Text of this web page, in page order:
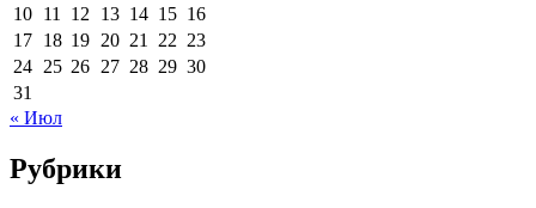
10 11 12 13 14 15 16
17 18 19 20 21 22 23
24 25 26 27 28 29 30
31
« Июл
Рубрики